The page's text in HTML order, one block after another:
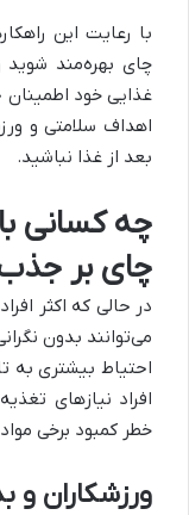
با رعایت این
چای بهره‌مند
غذایی خود
اهداف سلامتی و
بعد از غذا نباشید.
چه کسانی
چای بر جذب
در حالی که اکثر
می‌توانند بدون
احتیاط بیشتری به
افراد نیازهای
خطر کمبود برخی
ورزشکاران و